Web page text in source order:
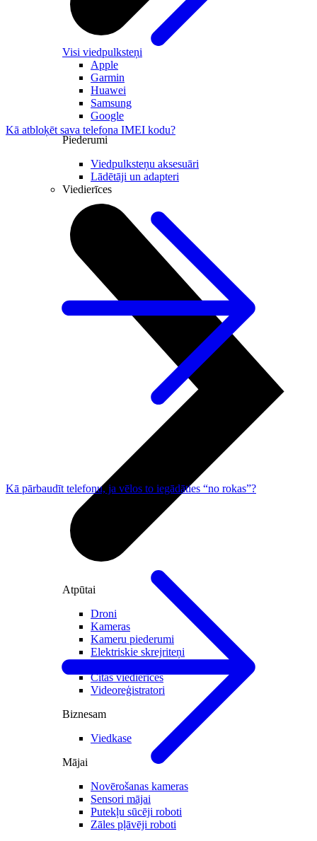
Visi viedpulksteņi
Apple
Garmin
Huawei
Samsung
Google
Piederumi
Viedpulksteņu aksesuāri
Lādētāji un adapteri
Viedierīces
Atpūtai
Droni
Kameras
Kameru piederumi
Elektriskie skrejriteņi
Citas viedierīces
Videoreģistratori
Biznesam
Viedkase
Mājai
Novērošanas kameras
Sensori mājai
Putekļu sūcēji roboti
Zāles pļāvēji roboti
Kā atbloķēt sava telefona IMEI kodu?
Kā pārbaudīt telefonu, ja vēlos to iegādāties “no rokas”?